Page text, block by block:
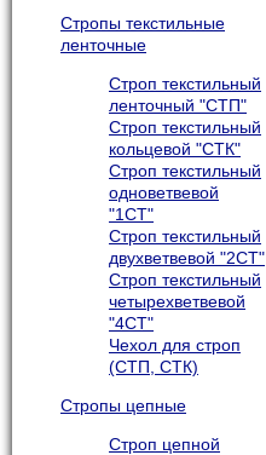
Стропы текстильные
ленточные
Строп текстильный
ленточный "СТП"
Строп текстильный
кольцевой "СТК"
Строп текстильный
одноветвевой
"1СТ"
Строп текстильный
двухветвевой "2СТ"
Строп текстильный
четырехветвевой
"4СТ"
Чехол для строп
(СТП, СТК)
Стропы цепные
Строп цепной